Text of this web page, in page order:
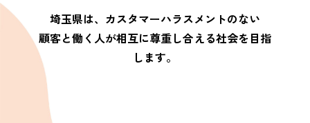
埼玉県は、カスタマーハラスメントのない
顧客と働く人が相互に尊重し合える社会を目指
します。